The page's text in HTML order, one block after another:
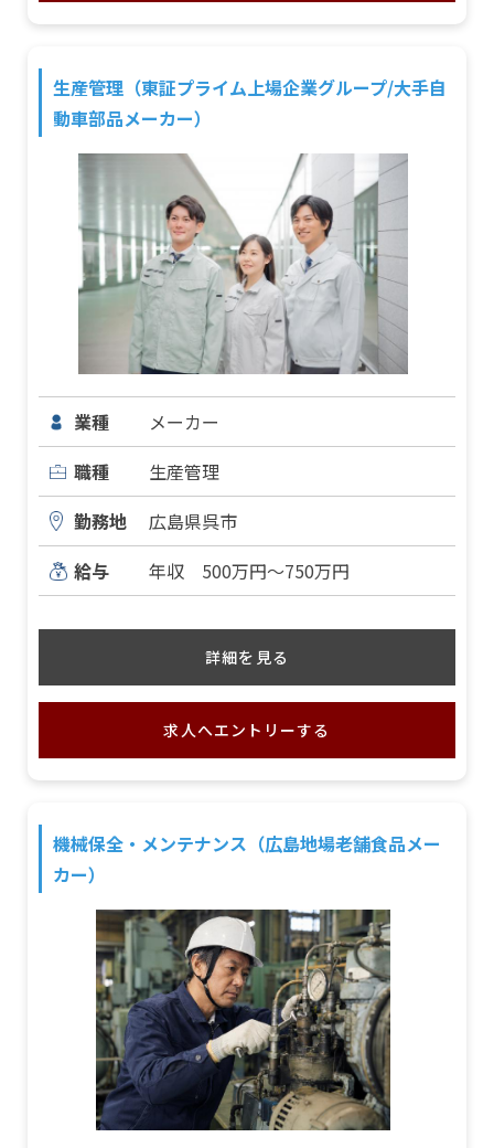
生産管理（東証プライム上場企業グループ/大手自
動車部品メーカー）
業種
メーカー
職種
生産管理
勤務地
広島県呉市
給与
年収 500万円～750万円
詳細を見る
求人へエントリーする
機械保全・メンテナンス（広島地場老舗食品メー
カー）